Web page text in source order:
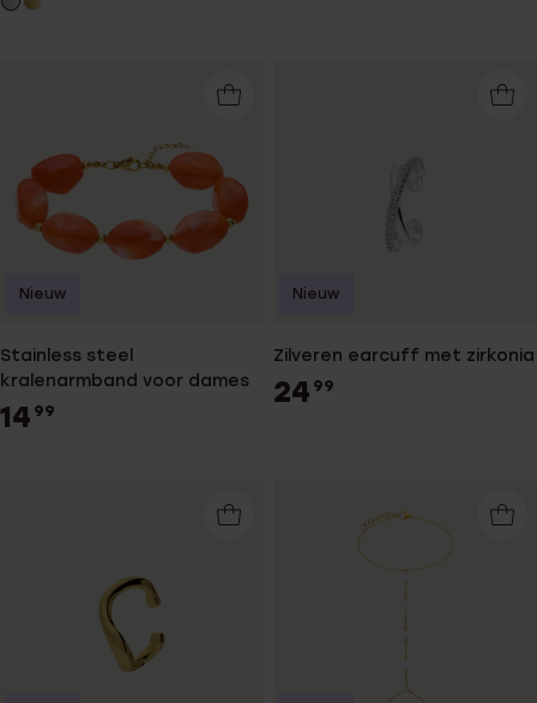
Stainless steel
kralenarmband voor dames
14 99
Nieuw
Zilveren earcuff met zirkonia
24 99
Nieuw